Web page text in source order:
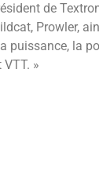
de
Prowler,
la
»